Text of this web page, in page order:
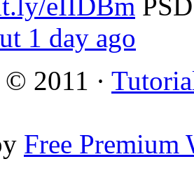
1 day ago
2011 ·
Free Premium